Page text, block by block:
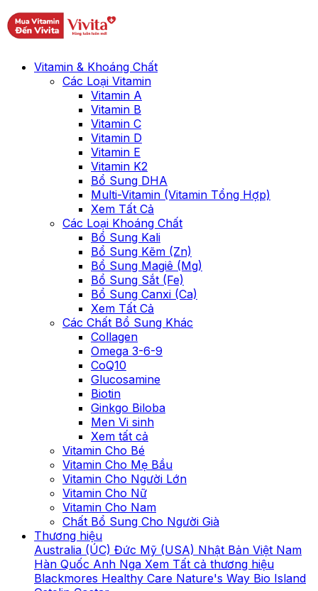
Vitamin & Khoáng Chất
Các Loại Vitamin
Vitamin A
Vitamin B
Vitamin C
Vitamin D
Vitamin E
Vitamin K2
Bổ Sung DHA
Multi-Vitamin (Vitamin Tổng Hợp)
Xem Tất Cả
Các Loại Khoáng Chất
Bổ Sung Kali
Bổ Sung Kẽm (Zn)
Bổ Sung Magiê (Mg)
Bổ Sung Sắt (Fe)
Bổ Sung Canxi (Ca)
Xem Tất Cả
Các Chất Bổ Sung Khác
Collagen
Omega 3-6-9
CoQ10
Glucosamine
Biotin
Ginkgo Biloba
Men Vi sinh
Xem tất cả
Vitamin Cho Bé
Vitamin Cho Mẹ Bầu
Vitamin Cho Người Lớn
Vitamin Cho Nữ
Vitamin Cho Nam
Chất Bổ Sung Cho Người Già
Thương hiệu
Australia (ÚC) Đức Mỹ (USA) Nhật Bản Việt Nam
Hàn Quốc Anh Nga Xem Tất cả thương hiệu
Blackmores Healthy Care Nature's Way Bio Island